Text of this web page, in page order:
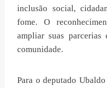
inclusão social,
fome. O
ampliar suas
comunidade.
Para o deputado